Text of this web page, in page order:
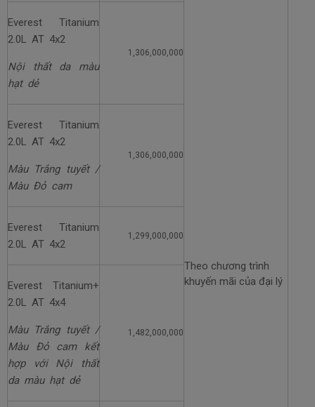
Theo chương trình
khuyến mãi của đại lý
Everest Titanium
2.0L AT 4x2
Nội thất da màu
hạt dẻ
1,306,000,000
Everest Titanium
2.0L AT 4x2
Màu Trắng tuyết /
Màu Đỏ cam
1,306,000,000
Everest Titanium
2.0L AT 4x2
1,299,000,000
Everest Titanium+
2.0L AT 4x4
Màu Trắng tuyết /
Màu Đỏ cam kết
hợp với Nội thất
da màu hạt dẻ
1,482,000,000